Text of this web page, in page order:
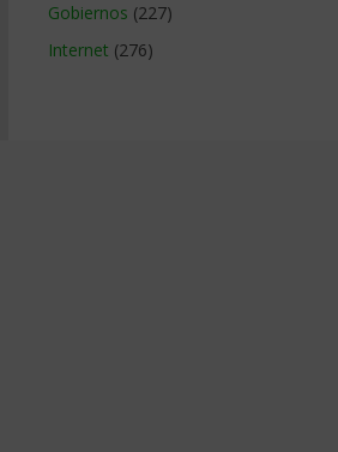
Gobiernos (227)
Internet (276)